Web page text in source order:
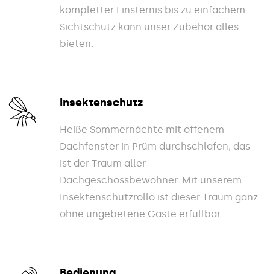
kompletter Finsternis bis zu einfachem
Sichtschutz kann unser Zubehör alles
bieten.
Insektenschutz
Heiße Sommernächte mit offenem
Dachfenster in Prüm durchschlafen, das
ist der Traum aller
Dachgeschossbewohner. Mit unserem
Insektenschutzrollo ist dieser Traum ganz
ohne ungebetene Gäste erfüllbar.